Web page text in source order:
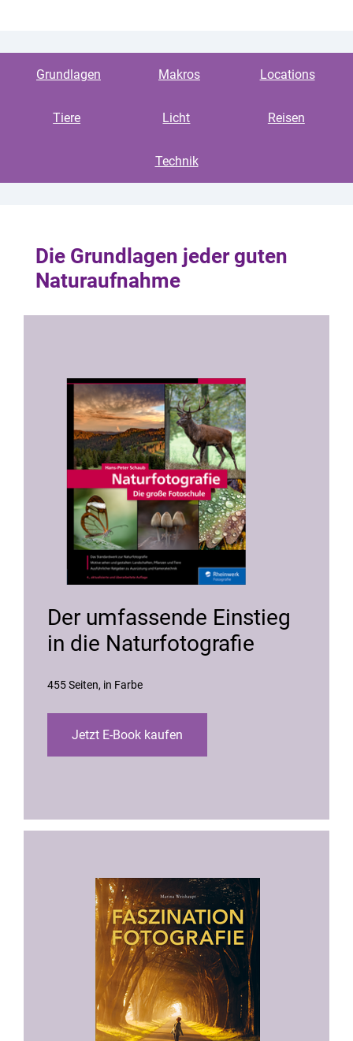
Grundlagen Makros Locations
Tiere Licht Reisen
Technik
Die Grundlagen jeder guten
Naturaufnahme
Der umfassende Einstieg
in die Naturfotografie
455 Seiten in Farbe
Jetzt E-Book kaufen